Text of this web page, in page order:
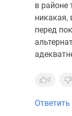
в районе
никакая,
перед
0
Ответить